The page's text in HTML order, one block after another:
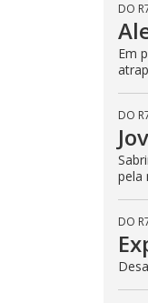
DO
Em
DO
pela
DO